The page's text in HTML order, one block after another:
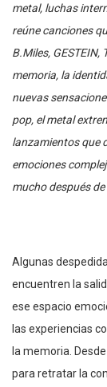
metal, luchas
reúne canciones
B.Miles,
memoria, la
nuevas
pop, el metal
lanzamientos que
emociones
mucho después
Algunas
encuentren la
ese espacio
las experiencias
la memoria.
para retratar la